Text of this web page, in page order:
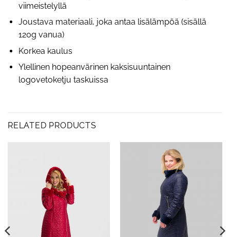
viimeistelyllä
Joustava materiaali, joka antaa lisälämpöä (sisällä
120g vanua)
Korkea kaulus
Ylellinen hopeanvärinen kaksisuuntainen
logovetoketju taskuissa
RELATED PRODUCTS